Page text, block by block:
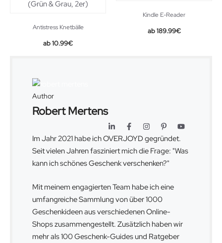
Antistress Knetbälle
Original
10.99€Current
Kindle E-Reader
189.99€
Author
Robert Mertens
Im Jahr 2021 habe ich OVERJOYD gegründet.
Seit vielen Jahren fasziniert mich die Frage: "Was
kann ich schönes Geschenk verschenken?"
Mit meinem engagierten Team habe ich eine
umfangreiche Sammlung von über 1000
Geschenkideen aus verschiedenen Online-
Shops zusammengestellt. Zusätzlich haben wir
mehr als 100 Geschenk-Guides und Ratgeber